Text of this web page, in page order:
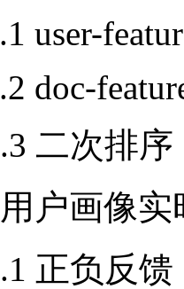
二次排序
画像实
正负反馈